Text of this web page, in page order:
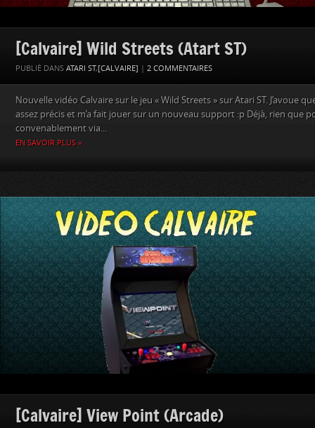
[Calvaire] Wild Streets (Atart ST)
PUBLIÉ DANS ATARI ST,[CALVAIRE] 2 COMMENTAIRES
Nouvelle vidéo Calvaire sur le jeu « Wild Streets » sur Atari ST. J’avoue
assez précis et m’a fait jouer sur un nouveau support :p Déjà, rien que
convenablement via...
EN SAVOIR PLUS »
[Calvaire] View Point (Arcade)